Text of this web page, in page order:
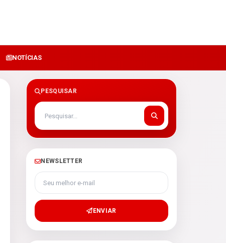
NOTÍCIAS
PESQUISAR
NEWSLETTER
Seu melhor e-mail
ENVIAR